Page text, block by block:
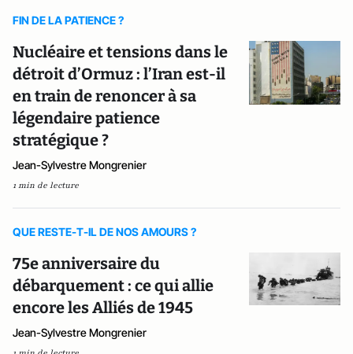
FIN DE LA PATIENCE ?
Nucléaire et tensions dans le
détroit d’Ormuz : l’Iran est-il
en train de renoncer à sa
légendaire patience
stratégique ?
Jean-Sylvestre Mongrenier
1 min de lecture
QUE RESTE-T-IL DE NOS AMOURS ?
75e anniversaire du
débarquement : ce qui allie
encore les Alliés de 1945
Jean-Sylvestre Mongrenier